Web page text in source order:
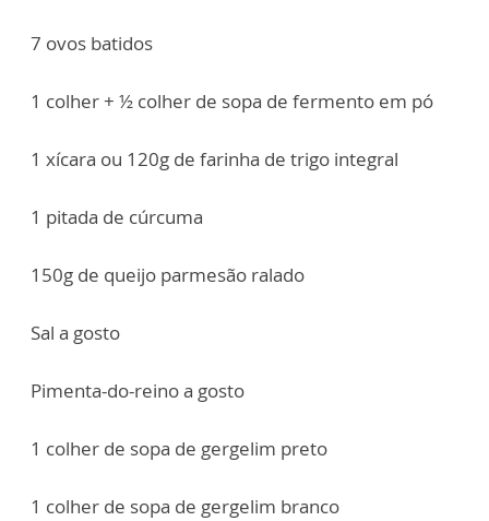
7 ovos batidos
1 colher + ½ colher de sopa de fermento em pó
1 xícara ou 120g de farinha de trigo integral
1 pitada de cúrcuma
150g de queijo parmesão ralado
Sal a gosto
Pimenta-do-reino a gosto
1 colher de sopa de gergelim preto
1 colher de sopa de gergelim branco